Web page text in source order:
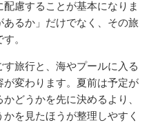
慮することが基本になりま
るか」だけでなく、その旅
。
旅行と、海やプールに入る
変わります。夏前は予定が
どうかを先に決めるより、
を見たほうが整理しやすく